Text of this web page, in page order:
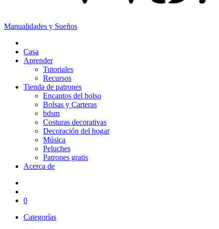
Manualidades y Sueños
Casa
Aprender
Tutoriales
Recursos
Tienda de patrones
Encantos del bolso
Bolsas y Carteras
bdsm
Costuras decorativas
Decoración del hogar
Música
Peluches
Patrones gratis
Acerca de
0
Categorías